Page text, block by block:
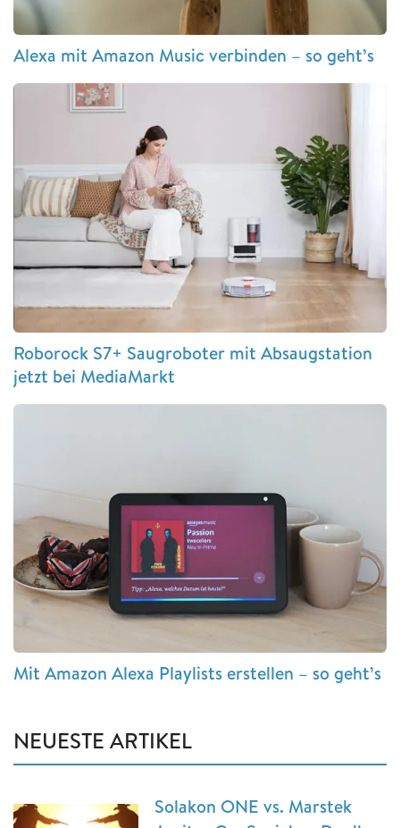
Alexa mit Amazon Music verbinden – so geht’s
Roborock S7+ Saugroboter mit Absaugstation
jetzt bei MediaMarkt
Mit Amazon Alexa Playlists erstellen – so geht’s
NEUESTE ARTIKEL
Solakon ONE vs. Marstek